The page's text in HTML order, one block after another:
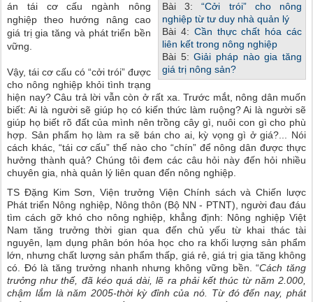
Bài 3:“Cởi trói” cho nông
nghiệp từ tư duy nhà quản lý
Bài 4: Cần thực chất hóa các
liên kết trong nông nghiệp
Bài 5:Giải pháp nào gia tăng
giá trị nông sản?
án tái cơ cấu ngành nông
nghiệp theo hướng nâng cao
giá trị gia tăng và phát triển bền
vững.
Vậy, tái cơ cấu có “cởi trói” được
cho nông nghiệp khỏi tình trạng
hiện nay? Câu trả lời vẫn còn ở rất xa. Trước mắt, nông dân muốn
biết: Ai là người sẽ giúp họ có kiến thức làm ruộng? Ai là người sẽ
giúp họ biết rõ đất của mình nên trồng cây gì, nuôi con gì cho phù
hợp. Sản phẩm họ làm ra sẽ bán cho ai, kỳ vọng gì ở giá?... Nói
cách khác, “tái cơ cấu” thế nào cho “chín” để nông dân được thực
hưởng thành quả? Chúng tôi đem các câu hỏi này đến hỏi nhiều
chuyên gia, nhà quản lý liên quan đến nông nghiệp.
TS Đặng Kim Sơn, Viện trưởng Viện Chính sách và Chiến lược
Phát triển Nông nghiệp, Nông thôn (Bộ NN - PTNT), người đau đáu
tìm cách gỡ khó cho nông nghiệp, khẳng định: Nông nghiệp Việt
Nam tăng trưởng thời gian qua đến chủ yếu từ khai thác tài
nguyên, lạm dụng phân bón hóa học cho ra khối lượng sản phẩm
lớn, nhưng chất lượng sản phẩm thấp, giá rẻ, giá trị gia tăng không
có. Đó là tăng trưởng nhanh nhưng không vững bền. “Cách tăng
trưởng như thế, đã kéo quá dài, lẽ ra phải kết thúc từ năm 2.000,
chậm lắm là năm 2005-thời kỳ đỉnh của nó. Từ đó đến nay, phát